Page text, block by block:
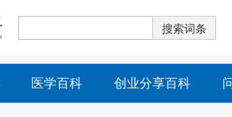
医学百科 创业分享百科